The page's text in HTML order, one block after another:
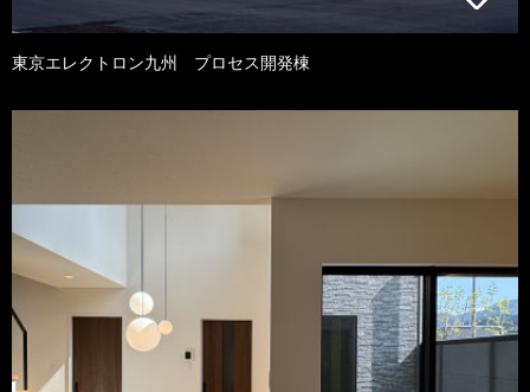
東京エレクトロン九州 プロセス開発棟